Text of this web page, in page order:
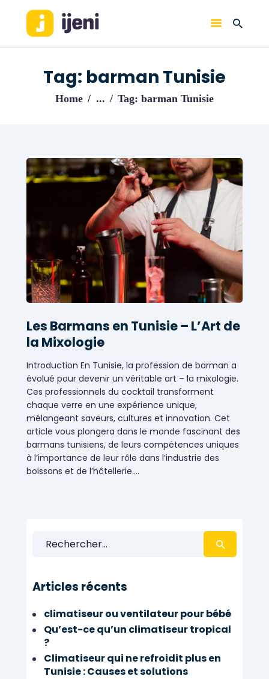
Tag: barman Tunisie
Home ... Tag: barman Tunisie
ACCUEIL
Évènementiels
Les Barmans en Tunisie – L’Art de
la Mixologie
Introduction En Tunisie, la profession de barman a
évolué pour devenir un véritable art – la mixologie.
Ces professionnels du cocktail transforment
chaque verre en une expérience unique,
mélangeant saveurs, cultures et innovation. Cet
article vous plongera dans le monde fascinant des
barmans tunisiens, de leurs compétences uniques
à l’importance de leur rôle dans l’industrie des
boissons et de l’hôtellerie.…
Rechercher :
Articles récents
climatiseur ou ventilateur pour bébé
Qu’est-ce qu’un climatiseur tropical
?
Climatiseur qui ne refroidit plus en
Tunisie : Causes et solutions